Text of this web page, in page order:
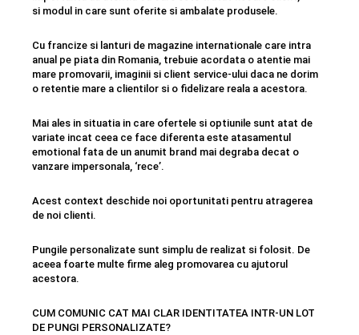
si modul in care sunt oferite si ambalate produsele.
Cu francize si lanturi de magazine internationale care intra
anual pe piata din Romania, trebuie acordata o atentie mai
mare promovarii, imaginii si client service-ului daca ne dorim
o retentie mare a clientilor si o fidelizare reala a acestora.
Mai ales in situatia in care ofertele si optiunile sunt atat de
variate incat ceea ce face diferenta este atasamentul
emotional fata de un anumit brand mai degraba decat o
vanzare impersonala, ‘rece’.
Acest context deschide noi oportunitati pentru atragerea
de noi clienti.
Pungile personalizate sunt simplu de realizat si folosit. De
aceea foarte multe firme aleg promovarea cu ajutorul
acestora.
CUM COMUNIC CAT MAI CLAR IDENTITATEA INTR-UN LOT
DE PUNGI PERSONALIZATE?